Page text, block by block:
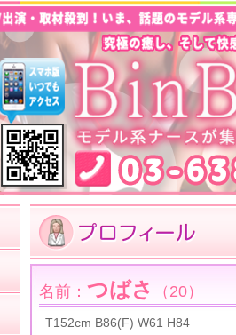
名前： つばさ （20）
T152cm B86(F) W61 H84